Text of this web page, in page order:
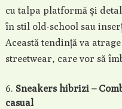
cu talpa platformă și
în stil old-school sau
Această tendință va
streetwear, care vor să
Sneakers hibrizi –
casual